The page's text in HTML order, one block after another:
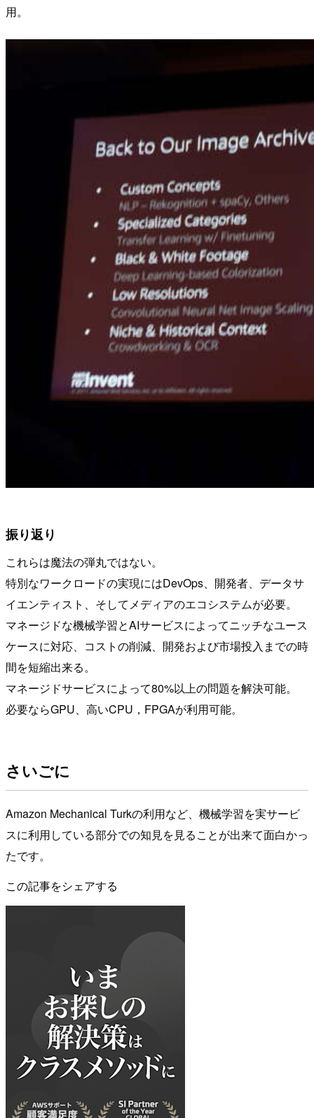
用。
振り返り
これらは魔法の弾丸ではない。
特別なワークロードの実現にはDevOps、開発者、データサ
イエンティスト、そしてメディアのエコシステムが必要。
マネージドな機械学習とAIサービスによってニッチなユース
ケースに対応、コストの削減、開発および市場投入までの時
間を短縮出来る。
マネージドサービスによって80%以上の問題を解決可能。
必要ならGPU、高いCPU，FPGAが利用可能。
さいごに
Amazon Mechanical Turkの利用など、機械学習を実サービ
スに利用している部分での知見を見ることが出来て面白かっ
たです。
この記事をシェアする